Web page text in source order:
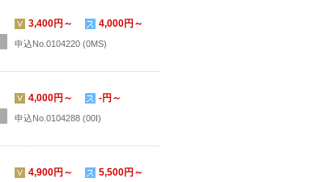
3,400円～ 4,000円～
申込No.0104220 (0MS)
4,000円～ -円～
申込No.0104288 (00I)
4,900円～ 5,500円～